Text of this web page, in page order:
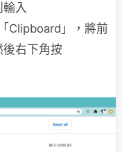
入
Clipboard」，將前
右下角按